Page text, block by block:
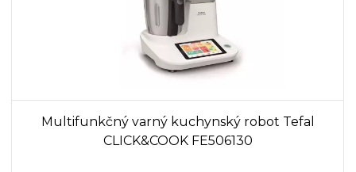
Multifunkčný varný kuchynský robot Tefal
CLICK&COOK FE506130